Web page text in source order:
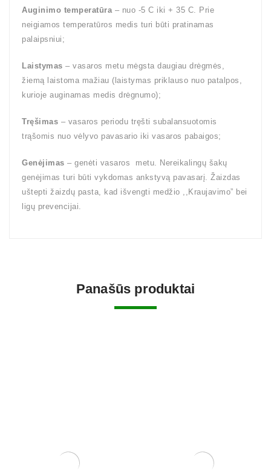
Auginimo temperatūra– nuo -5 C iki + 35 C. Prie
neigiamos temperatūros medis turi būti pratinamas
palaipsniui;
Laistymas – vasaros metu mėgsta daugiau drėgmės,
žiemą laistoma mažiau (laistymas priklauso nuo patalpos,
kurioje auginamas medis drėgnumo);
Tręšimas – vasaros periodu tręšti subalansuotomis
trąšomis nuo vėlyvo pavasario iki vasaros pabaigos;
Genėjimas – genėti vasaros metu. Nereikalingų šakų
genėjimas turi būti vykdomas ankstyvą pavasarį. Žaizdas
uštepti žaizdų pasta, kad išvengti medžio ,,Kraujavimo” bei
ligų prevencijai.
Panašūs produktai